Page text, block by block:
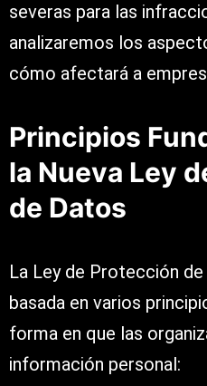
severas para las
analizaremos los
cómo afectará a
Principios
la Nueva Ley
de Datos
La Ley de Protección
basada en varios
forma en que las
información personal: